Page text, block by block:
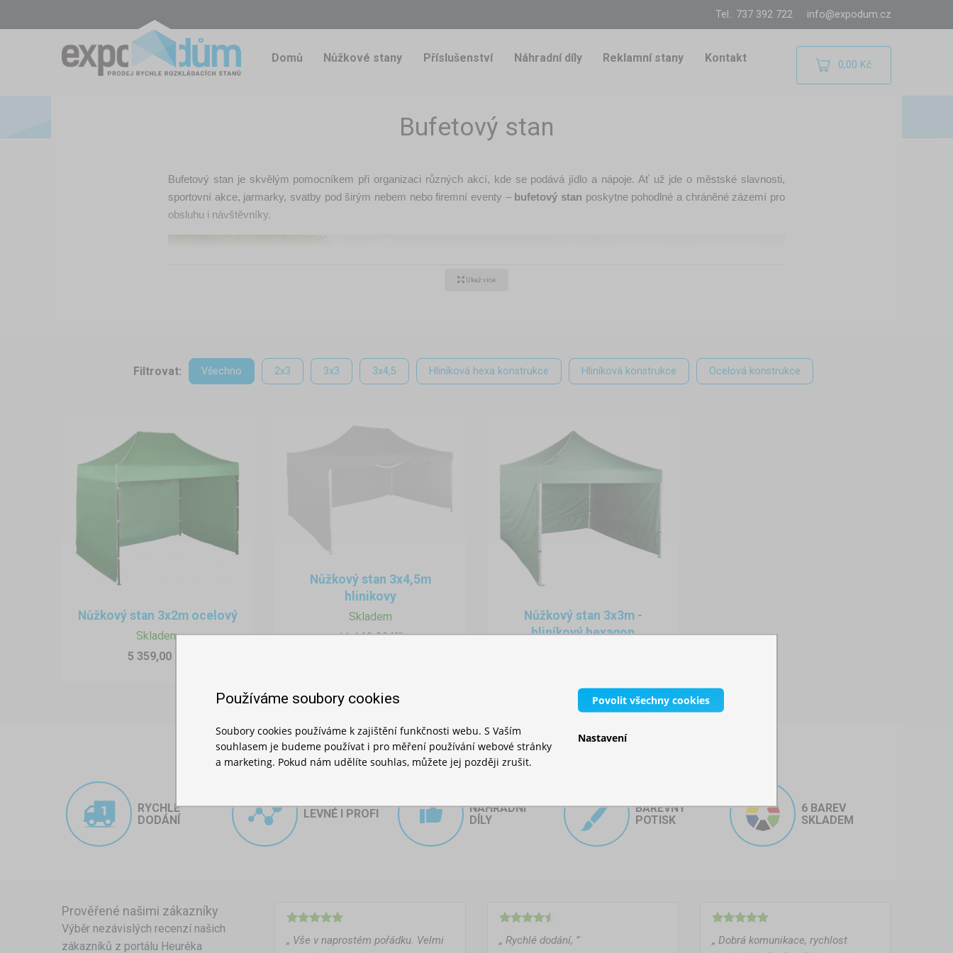
Tel.: 737 392 722 info@expodum.cz
Domů Nůžkové stany Příslušenství Náhradní díly Reklamní stany Kontakt 0,00 Kč
Bufetový stan
Bufetový stan je skvělým pomocníkem při organizaci různých akcí, kde se podává jídlo a nápoje. Ať už jde o městské slavnosti,
sportovní akce, jarmarky, svatby pod širým nebem nebo firemní eventy – bufetový stan poskytne pohodlné a chráněné zázemí pro
obsluhu i návštěvníky.
Přenosný bufetový stan
Největší výhodou bufetového stanu je jeho mobilita a jednoduchá manipulace
tak, aby se daly snadno postavit i složit během několika minut. Jsou ideální pro ty, kteří pořádají akce na různých místech – od tržišť
až po festivalové areály.
Lehká konstrukce z hliníku nebo oceli zajišťuje stabilitu i při častém přenášení. Díky tomu můžete
opakovaně
atraktivní místo, které přitáhne pozornost návštěvníků.
Pro dokonalé zázemí se často kombinuje spraktickým vybavením , jako je skládací stůl neboskládací židle.
Ukaž více
Filtrovat: Všechno 2x3 3x3 3x4,5 Hliníková hexa konstrukce Hliníková konstrukce Ocelová konstrukce
Nůžkový stan 3x2m ocelový
Skladem
5 359,00 Kč
Nůžkový stan 3x4,5m
hlinikovy
Skladem
11 149,00 Kč
Nůžkový stan 3x3m -
hliníkový hexagon
RYCHLÉ
DODÁNÍ
LEVNÉ I PROFI
NÁHRADNÍ
DÍLY
BAREVNÝ
POTISK
6 BAREV
SKLADEM
Prověřené našimi zákazníky
Výběr nezávislých recenzí našich
zákazníků z portálu Heuréka
„ Vše v naprostém pořádku. Velmi
„ Rychlé dodání, ”
„ Dobrá komunikace, rychlost
Používáme soubory cookies
Soubory cookies používáme k zajištění funkčnosti webu. S Vaším
souhlasem je budeme používat i pro měření používání webové stránky
a marketing. Pokud nám udělíte souhlas, můžete jej později zrušit.
Povolit všechny cookies
Nastavení